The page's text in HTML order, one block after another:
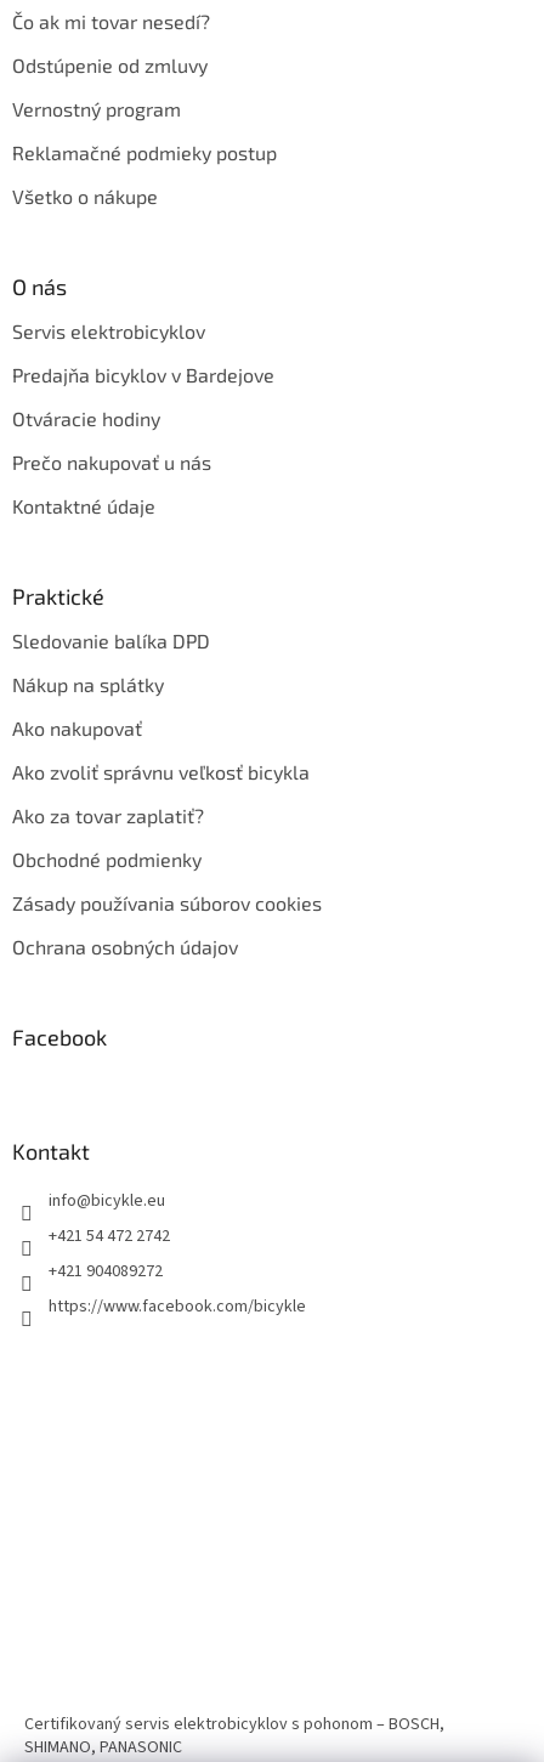
Čo ak mi tovar nesedí?
Odstúpenie od zmluvy
Vernostný program
Reklamačné podmieky postup
Všetko o nákupe
O nás
Servis elektrobicyklov
Predajňa bicyklov v Bardejove
Otváracie hodiny
Prečo nakupovať u nás
Kontaktné údaje
Praktické
Sledovanie balíka DPD
Nákup na splátky
Ako nakupovať
Ako zvoliť správnu veľkosť bicykla
Ako za tovar zaplatiť?
Obchodné podmienky
Zásady používania súborov cookies
Ochrana osobných údajov
Facebook
Kontakt
info@bicykle.eu
+421 54 472 2742
+421 904089272
https://www.facebook.com/bicykle
Certifikovaný servis elektrobicyklov s pohonom – BOSCH,
SHIMANO, PANASONIC